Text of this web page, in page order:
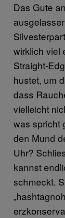
Das Gute
wirklich viel
Straight-
hustet, um
dass
vielleicht
was spricht
den Mund
Uhr?
kannst
schmeckt.